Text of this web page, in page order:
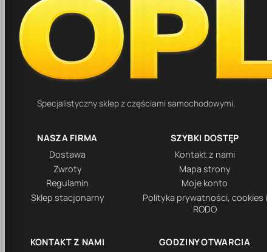
Specjalistyczny sklep z częściami samochodowymi.
NASZA FIRMA
Dostawa
Zwroty
Regulamin
Sklep stacjonarny
SZYBKI DOSTĘP
Kontakt z nami
Mapa strony
Moje konto
Polityka prywatności, cookies i
RODO
KONTAKT Z NAMI
GODZINY OTWARCIA